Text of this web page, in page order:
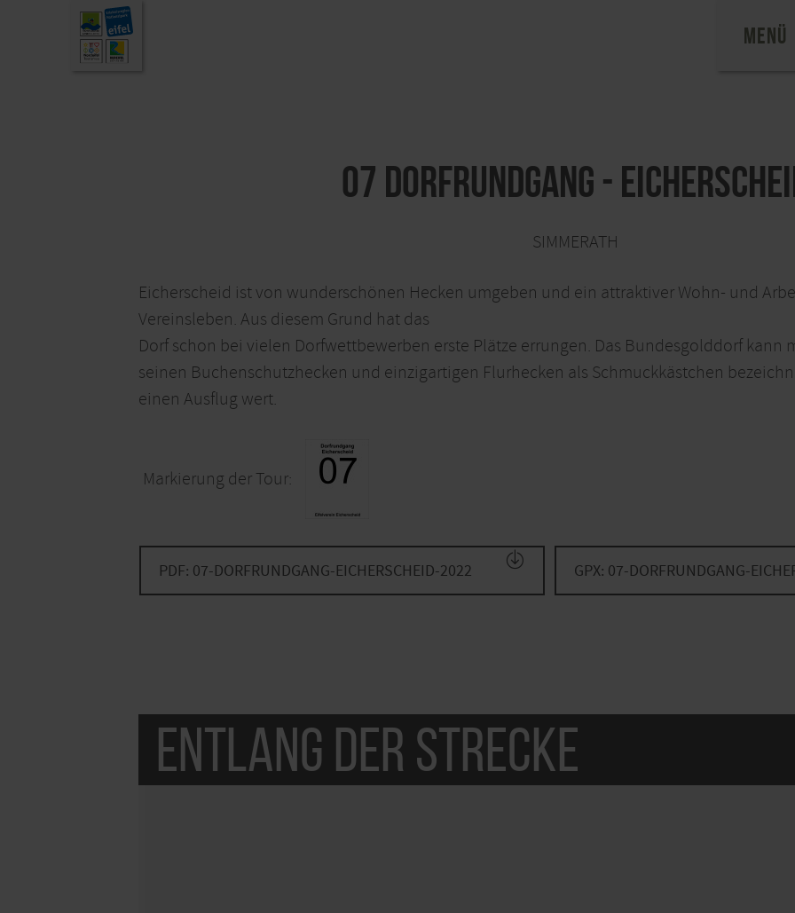
MENÜ
07 Dorfrundgang -
SIMMERATH
Eicherscheid ist von wunderschönen Hecken umgeben und ein attraktiver Wohn- und
Vereinsleben. Aus diesem Grund hat das
Dorf schon bei vielen Dorfwettbewerben erste Plätze errungen. Das Bundesgolddorf kann
seinen Buchenschutzhecken und einzigartigen Flurhecken als Schmuckkästchen
einen Ausflug wert.
Markierung der Tour:
PDF: 07-DORFRUNDGANG-EICHERSCHEID-2022 GPX: 07-DORFRUNDGANG-
Entlang der Strecke